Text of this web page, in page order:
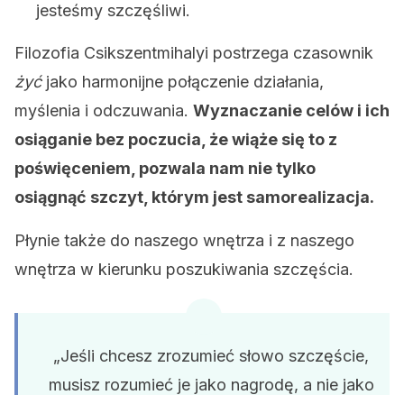
jesteśmy szczęśliwi.
Filozofia Csikszentmihalyi postrzega ​​czasownik
żyćjako harmonijne połączenie działania,
myślenia i odczuwania. Wyznaczanie celów i ich
osiąganie bez poczucia, że ​​wiąże się to z
poświęceniem, pozwala nam nie tylko
osiągnąć szczyt, którym jest samorealizacja.
Płynie także do naszego wnętrza i z naszego
wnętrza w kierunku poszukiwania szczęścia.
„Jeśli chcesz zrozumieć słowo szczęście,
musisz rozumieć je jako nagrodę, a nie jako